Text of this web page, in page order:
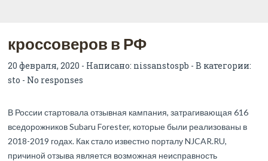
кроссоверов в РФ
20 февраля, 2020 - Написано: nissanstospb - В категории:
sto - No responses
В России стартовала отзывная кампания, затрагивающая 616
вседорожников Subaru Forester, которые были реализованы в
2018-2019 годах. Как стало известно порталу NJCAR.RU,
причиной отзыва является возможная неисправность